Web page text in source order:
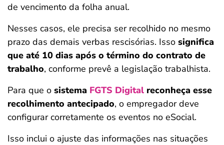
de vencimento da folha anual.
Nesses casos, ele precisa ser recolhido no mesmo
prazo das demais verbas rescisórias. Isso significa
que até 10 dias após o término do contrato de
trabalho, conforme prevê a legislação trabalhista.
Para que o sistema FGTS Digital reconheça esse
recolhimento antecipado, o empregador deve
configurar corretamente os eventos no eSocial.
Isso inclui o ajuste das informações nas situações